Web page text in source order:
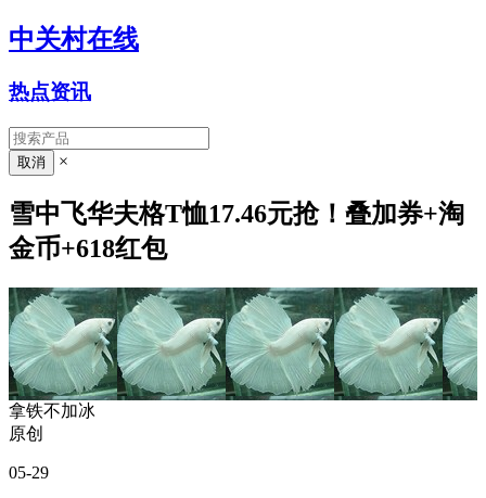
中关村在线
热点资讯
×
雪中飞华夫格T恤17.46元抢！叠加券+淘
金币+618红包
拿铁不加冰
原创
05-29